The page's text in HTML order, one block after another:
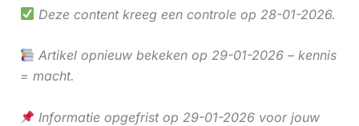
Deze content kreeg een controle op 28-01-2026.
Artikel opnieuw bekeken op 29-01-2026 – kennis
= macht.
Informatie opgefrist op 29-01-2026 voor jouw